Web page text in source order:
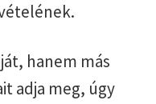
hanem más
adja meg, úgy